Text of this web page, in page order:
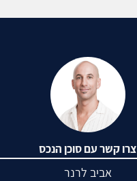
צרו קשר עם סוכן הנכס
אביב לרנר